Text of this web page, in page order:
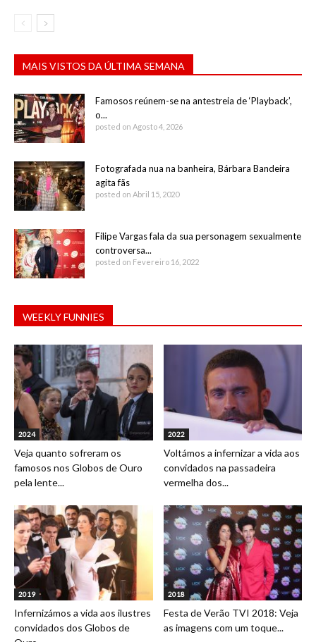
MAIS VISTOS DA ÚLTIMA SEMANA
Famosos reúnem-se na antestreia de ‘Playback’,
o...
posted on Agosto 4, 2026
Fotografada nua na banheira, Bárbara Bandeira
agita fãs
posted on Abril 15, 2020
Filipe Vargas fala da sua personagem sexualmente
controversa...
posted on Fevereiro 16, 2022
WEEKLY FUNNIES
2024
Veja quanto sofreram os
famosos nos Globos de Ouro
pela lente...
2022
Voltámos a infernizar a vida aos
convidados na passadeira
vermelha dos...
2019
Infernizámos a vida aos ilustres
convidados dos Globos de
2018
Festa de Verão TVI 2018: Veja
as imagens com um toque...